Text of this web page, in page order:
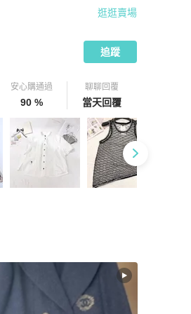
逛逛賣場
追蹤
安心購通過
90 %
聊聊回覆
當天回覆